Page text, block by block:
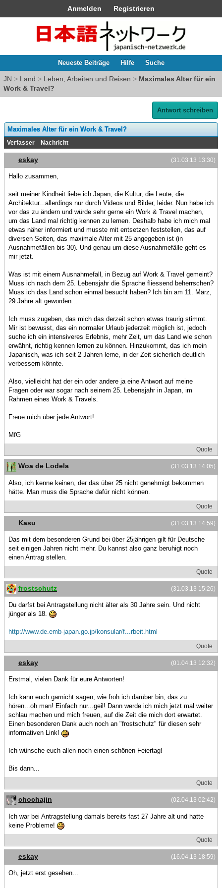
Anmelden Registrieren
Neueste Beiträge Hilfe Suche
JN > Land > Leben, Arbeiten und Reisen > Maximales Alter für ein
Work & Travel?
Antwort schreiben
Maximales Alter für ein Work & Travel?
Verfasser Nachricht
(31.03.13 13:30)
eskay
Hallo zusammen,
seit meiner Kindheit liebe ich Japan, die Kultur, die Leute, die
Architektur...allerdings nur durch Videos und Bilder, leider. Nun habe ich
vor das zu ändern und würde sehr gerne ein Work & Travel machen,
um das Land mal richtig kennen zu lernen. Deshalb habe ich mich mal
etwas näher informiert und musste mit entsetzen feststellen, das auf
diversen Seiten, das maximale Alter mit 25 angegeben ist (in
Ausnahmefällen bis 30). Und genau um diese Ausnahmefälle geht es
mir jetzt.
Was ist mit einem Ausnahmefall, in Bezug auf Work & Travel gemeint?
Muss ich nach dem 25. Lebensjahr die Sprache fliessend beherrschen?
Muss ich das Land schon einmal besucht haben? Ich bin am 11. März,
29 Jahre alt geworden...
Ich muss zugeben, das mich das derzeit schon etwas traurig stimmt.
Mir ist bewusst, das ein normaler Urlaub jederzeit möglich ist, jedoch
suche ich ein intensiveres Erlebnis, mehr Zeit, um das Land wie schon
erwähnt, richtig kennen lernen zu können. Hinzukommt, das ich mein
Japanisch, was ich seit 2 Jahren lerne, in der Zeit sicherlich deutlich
verbessern könnte.
Also, vielleicht hat der ein oder andere ja eine Antwort auf meine
Fragen oder war sogar nach seinem 25. Lebensjahr in Japan, im
Rahmen eines Work & Travels.
Freue mich über jede Antwort!
MfG
Quote
(31.03.13 14:05)
Woa de Lodela
Also, ich kenne keinen, der das über 25 nicht genehmigt bekommen
hätte. Man muss die Sprache dafür nicht können.
Quote
(31.03.13 14:59)
Kasu
Das mit dem besonderen Grund bei über 25jährigen gilt für Deutsche
seit einigen Jahren nicht mehr. Du kannst also ganz beruhigt noch
einen Antrag stellen.
Quote
(31.03.13 15:26)
frostschutz
Du darfst bei Antragstellung nicht älter als 30 Jahre sein. Und nicht
jünger als 18.
http://www.de.emb-japan.go.jp/konsular/f...rbeit.html
Quote
(01.04.13 12:32)
eskay
Erstmal, vielen Dank für eure Antworten!
Ich kann euch garnicht sagen, wie froh ich darüber bin, das zu
hören...oh man! Einfach nur...geil! Dann werde ich mich jetzt mal weiter
schlau machen und mich freuen, auf die Zeit die mich dort erwartet.
Einen besonderen Dank auch noch an "frostschutz" für diesen sehr
informativen Link!
Ich wünsche euch allen noch einen schönen Feiertag!
Bis dann...
Quote
(02.04.13 02:42)
chochajin
Ich war bei Antragstellung damals bereits fast 27 Jahre alt und hatte
keine Probleme!
Quote
(16.04.13 18:59)
eskay
Oh, jetzt erst gesehen...